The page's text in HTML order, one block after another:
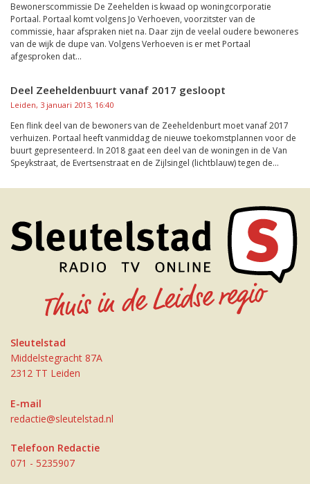
Bewonerscommissie De Zeehelden is kwaad op woningcorporatie
Portaal. Portaal komt volgens Jo Verhoeven, voorzitster van de
commissie, haar afspraken niet na. Daar zijn de veelal oudere bewoneres
van de wijk de dupe van. Volgens Verhoeven is er met Portaal
afgesproken dat...
Deel Zeeheldenbuurt vanaf 2017 gesloopt
Leiden, 3 januari 2013, 16:40
Een flink deel van de bewoners van de Zeeheldenburt moet vanaf 2017
verhuizen. Portaal heeft vanmiddag de nieuwe toekomstplannen voor de
buurt gepresenteerd. In 2018 gaat een deel van de woningen in de Van
Speykstraat, de Evertsenstraat en de Zijlsingel (lichtblauw) tegen de...
Sleutelstad
Middelstegracht 87A
2312 TT Leiden
E-mail
redactie@sleutelstad.nl
Telefoon Redactie
071 - 5235907